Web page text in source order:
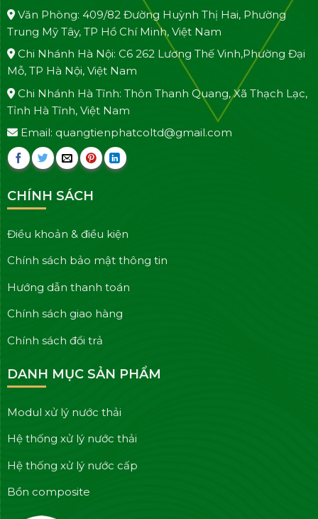
Văn Phòng: 409/82 Đường Huỳnh Thị Hai, Phường
Trung Mỹ Tây, TP Hồ Chí Minh, Việt Nam
Chi Nhánh Hà Nội: C6 262 Lương Thế Vinh,Phường Đại
Mỗ, TP Hà Nội, Việt Nam
Chi Nhánh Hà Tĩnh: Thôn Thanh Quang, Xã Thạch Lạc,
Tỉnh Hà Tĩnh, Việt Nam
Email: quangtienphatcoltd@gmail.com
CHÍNH SÁCH
Điều khoản & điều kiện
Chính sách bảo mật thông tin
Hướng dẫn thanh toán
Chính sách giao hàng
Chính sách đổi trả
DANH MỤC SẢN PHẨM
Modul xử lý nước thải
Hệ thống xử lý nước thải
Hệ thống xử lý nước cấp
Bồn composite